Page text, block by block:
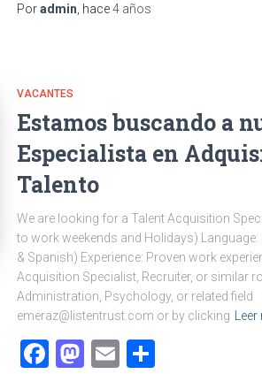
Poradmin , hace4 años
VACANTES
Estamos buscando a
Especialista en
Talento
We are looking for a Talent Acquisition
to work weekends and Holidays) Language:
& Spanish) Experience: Proven work
Acquisition Specialist, Recruiter, or similar
Administration, Psychology, or related field
emeraz@listentrust.com or by clicking
Facebook
Mastodon
Email